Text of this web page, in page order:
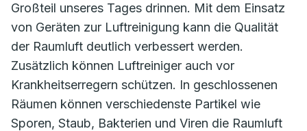
Großteil unseres Tages drinnen. Mit dem Einsatz
von Geräten zur Luftreinigung kann die Qualität
der Raumluft deutlich verbessert werden.
Zusätzlich können Luftreiniger auch vor
Krankheitserregern schützen. In geschlossenen
Räumen können verschiedenste Partikel wie
Sporen, Staub, Bakterien und Viren die Raumluft